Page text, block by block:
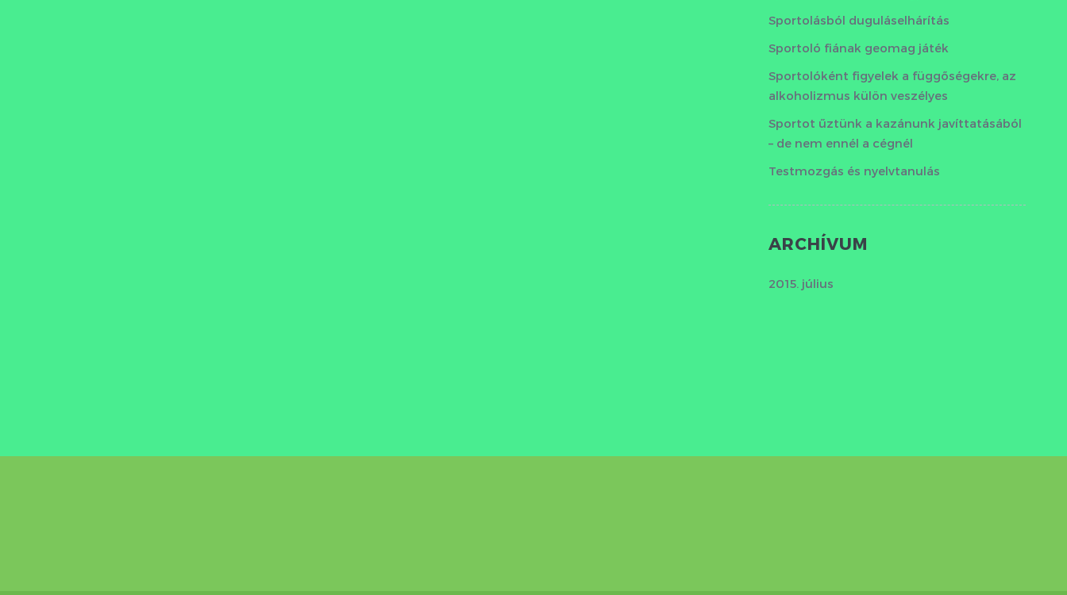
Sportolásból duguláselhárítás
Sportoló fiának geomag játék
Sportolóként figyelek a függőségekre, az
alkoholizmus külön veszélyes
Sportot űztünk a kazánunk javíttatásából
– de nem ennél a cégnél
Testmozgás és nyelvtanulás
ARCHÍVUM
2015. július